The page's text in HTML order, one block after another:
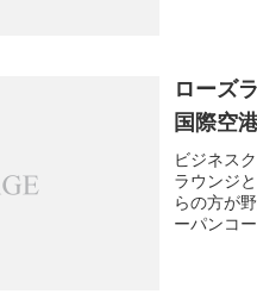
ローズ
国際空
ビジネス
ラウンジ
らの方が
ーパンコ